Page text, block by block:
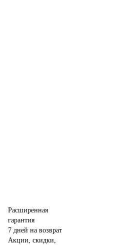
Расширенная
гарантия
7 дней на возврат
Акции, скидки,